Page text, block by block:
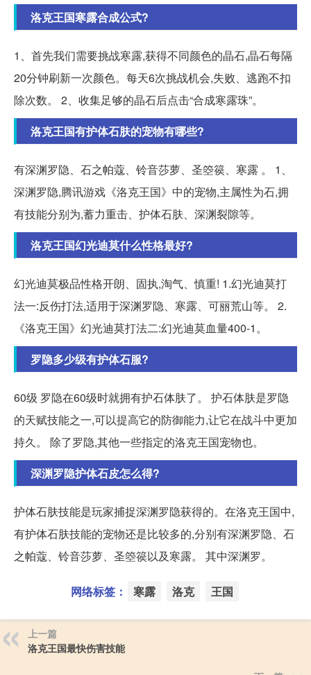
洛克王国寒露合成公式?
1、首先我们需要挑战寒露,获得不同颜色的晶石,晶石每隔
20分钟刷新一次颜色。每天6次挑战机会,失败、逃跑不扣
除次数。 2、收集足够的晶石后点击“合成寒露珠”。
洛克王国有护体石肤的宠物有哪些?
有深渊罗隐、石之帕蔻、铃音莎萝、圣箜篌、寒露 。 1、
深渊罗隐,腾讯游戏《洛克王国》中的宠物,主属性为石,拥
有技能分别为,蓄力重击、护体石肤、深渊裂隙等。
洛克王国幻光迪莫什么性格最好?
幻光迪莫极品性格开朗、固执,淘气、慎重! 1.幻光迪莫打
法一:反伤打法,适用于深渊罗隐、寒露、可丽荒山等。 2.
《洛克王国》幻光迪莫打法二:幻光迪莫血量400-1。
罗隐多少级有护体石服?
60级 罗隐在60级时就拥有护石体肤了。 护石体肤是罗隐
的天赋技能之一,可以提高它的防御能力,让它在战斗中更加
持久。 除了罗隐,其他一些指定的洛克王国宠物也。
深渊罗隐护体石皮怎么得?
护体石肤技能是玩家捕捉深渊罗隐获得的。在洛克王国中,
有护体石肤技能的宠物还是比较多的,分别有深渊罗隐、石
之帕蔻、铃音莎萝、圣箜篌以及寒露。 其中深渊罗。
网络标签： 寒露 洛克 王国
上一篇
洛克王国最快伤害技能